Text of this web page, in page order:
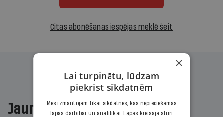
Citas abonēšanas iespējas meklē šeit
Jaunākajā žurnālā
×
Lai turpinātu, lūdzam
piekrist sīkdatnēm
Mēs izmantojam tikai sīkdatnes, kas nepieciešamas
lapas darbībai un analītikai. Lapas kreisajā stūrī